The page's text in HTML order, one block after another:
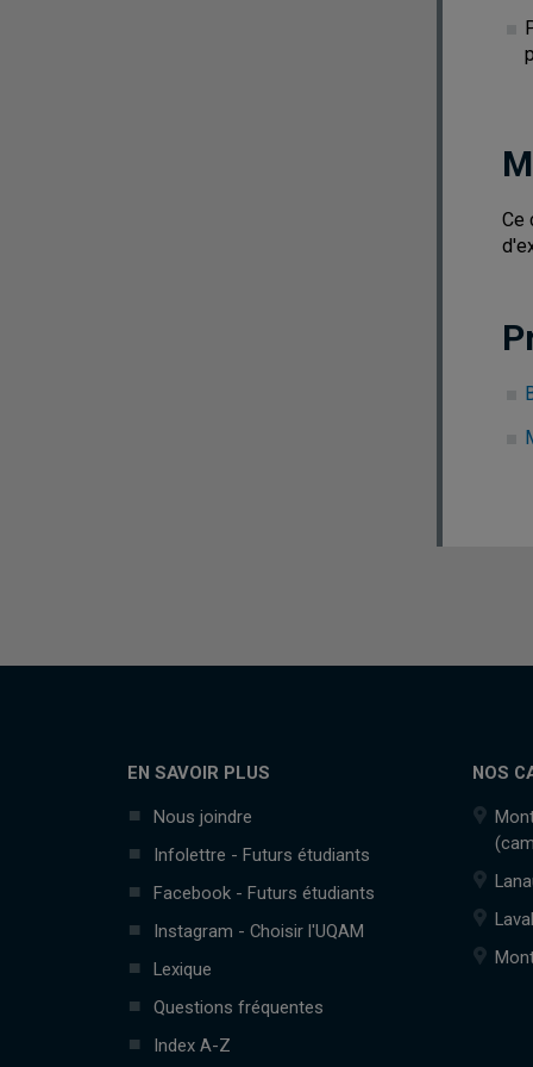
Ce
EN SAVOIR PLUS
Nous joindre
Infolettre - Futurs étudiants
Facebook - Futurs étudiants
Instagram - Choisir l'UQAM
Lexique
Questions fréquentes
Index A-Z
NOS
Laval